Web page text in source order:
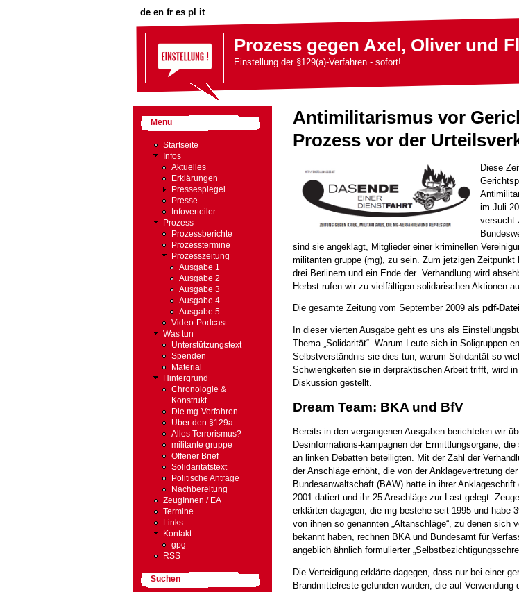
de en fr es pl it
Prozess gegen Axel, Oliver und
Einstellung der §129(a)-Verfahren - sofort!
Antimilitarismus vor
Prozess vor der
Diese
im Juli
versucht
sind sie angeklagt, Mitglieder einer kriminellen
militanten gruppe (mg), zu sein. Zum jetzigen
drei Berlinern und ein Ende der Verhandlung wird
Herbst rufen wir zu vielfältigen solidarischen Aktionen
Die gesamte Zeitung vom September 2009 als pdf-Datei
In dieser vierten Ausgabe geht es uns als
Thema „Solidarität“. Warum Leute sich in Soligruppen
Selbstverständnis sie dies tun, warum Solidarität so
Schwierigkeiten sie in derpraktischen Arbeit trifft, wird
Diskussion gestellt.
Dream Team: BKA und BfV
Bereits in den vergangenen Ausgaben berichteten wir
Desinformations-kampagnen der Ermittlungsorgane,
an linken Debatten beteiligten. Mit der Zahl der
der Anschläge erhöht, die von der Anklagevertretung
Bundesanwaltschaft (BAW) hatte in ihrer
2001 datiert und ihr 25 Anschläge zur Last gelegt.
erklärten dagegen, die mg bestehe seit 1995 und habe
von ihnen so genannten „Altanschläge“, zu denen sich
bekannt haben, rechnen BKA und Bundesamt für
angeblich ähnlich formulierter
Die Verteidigung erklärte dagegen, dass nur bei einer
Brandmittelreste gefunden wurden, die auf Verwendung
Menü
Startseite
Infos
Aktuelles
Erklärungen
Pressespiegel
Presse
Infoverteiler
Prozess
Prozessberichte
Prozesstermine
Prozesszeitung
Ausgabe 1
Ausgabe 2
Ausgabe 3
Ausgabe 4
Ausgabe 5
Video-Podcast
Was tun
Unterstützungstext
Spenden
Material
Hintergrund
Chronologie &
Konstrukt
Die mg-Verfahren
Über den §129a
Alles Terrorismus?
militante gruppe
Offener Brief
Solidaritätstext
Politische Anträge
Nachbereitung
ZeugInnen / EA
Termine
Links
Kontakt
gpg
RSS
Suchen